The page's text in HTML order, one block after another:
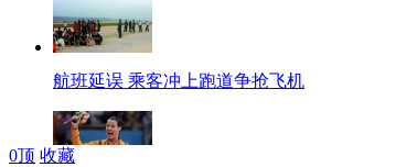
航班延误 乘客冲上跑道争抢飞机
0顶 收藏